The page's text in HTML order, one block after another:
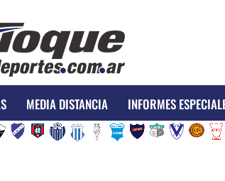
MEDIA DISTANCIA INFORMES